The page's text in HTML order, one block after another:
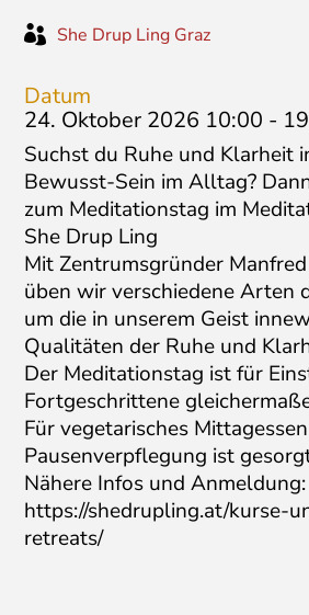
 She Drup Ling Graz
Datum
24. Oktober 2026 10:00 -
Suchst du Ruhe und Klarheit
Bewusst-Sein im Alltag?
zum Meditationstag im
She Drup Ling
Mit Zentrumsgründer
üben wir verschiedene Arten
um die in unserem Geist
Qualitäten der Ruhe und
Der Meditationstag ist für
Fortgeschrittene
Für vegetarisches
Pausenverpflegung ist
Nähere Infos und Anmeldung:
https://shedrupling.at/kurse-
retreats/